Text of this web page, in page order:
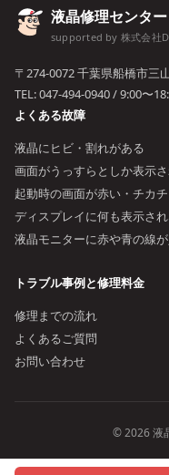
液晶修理センター
supported by 株式会社
〒274-0072 千葉県船橋市三
TEL:047-494-0940/ 9:00〜
よくある故障
液晶にヒビ・割れがある
画面がうっすらとしか表示
起動時の画面が赤い・チカ
ディスプレイに何も表示さ
液晶モニターに赤や青の線
トラブル事例と修理料金
修理までの流れ
よくあるご質問
お問い合わせ
© 2026 液